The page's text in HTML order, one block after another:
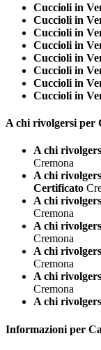
Cuccioli in
Cuccioli in
Cuccioli in
Cuccioli in
Cuccioli in
Cuccioli in
Cuccioli in
Cuccioli in
A chi rivolgersi per
A chi
Cremona
A chi
Certificato
A chi
Cremona
A chi
Cremona
A chi
Cremona
A chi
Cremona
A chi
Informazioni per